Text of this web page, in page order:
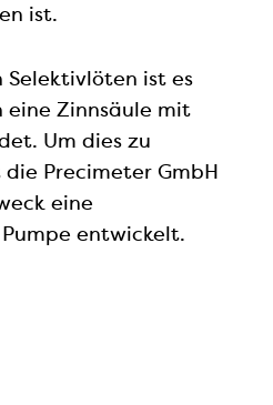
ist.
ist es
eine Zinnsäule mit
Um dies zu
Precimeter GmbH
eine
entwickelt.